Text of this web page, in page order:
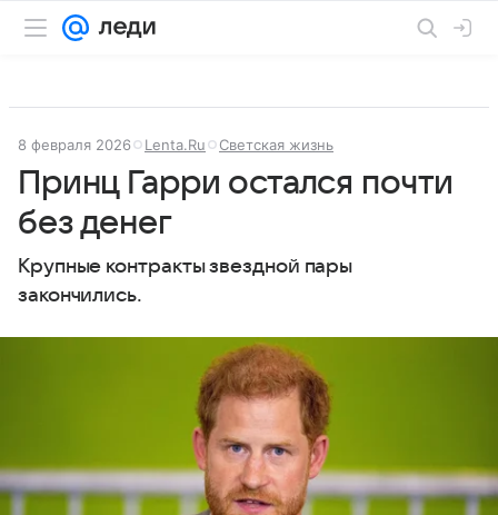
8 февраля 2026 Lenta.Ru Светская жизнь
Принц Гарри остался почти
без денег
Крупные контракты звездной пары
закончились.